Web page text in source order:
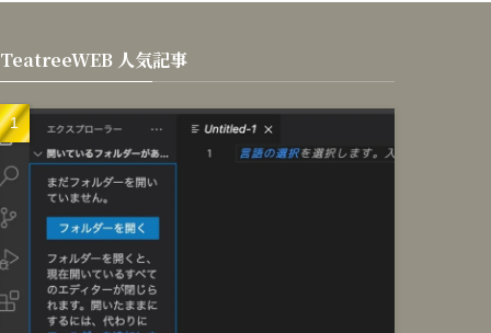
TeatreeWEB 人気記事